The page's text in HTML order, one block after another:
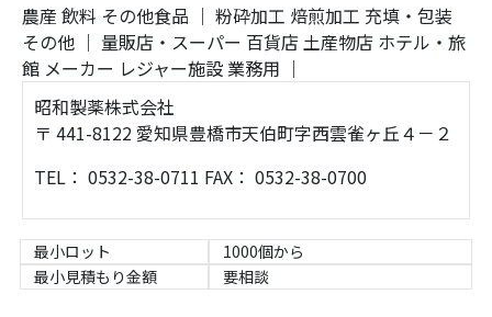
農産 飲料 その他食品 ｜ 粉砕加工 焙煎加工 充填・包装
その他 ｜ 量販店・スーパー 百貨店土産物店 ホテル・旅
館 メーカー レジャー施設業務用 ｜
昭和製薬株式会社
〒 441-8122 愛知県豊橋市天伯町字西雲雀ヶ丘４－２
TEL： 0532-38-0711 FAX： 0532-38-0700
最小ロット
1000個から
最小見積もり金額
要相談